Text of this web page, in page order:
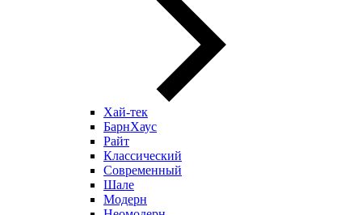
Хай-тек
БарнХаус
Райт
Классический
Современный
Шале
Модерн